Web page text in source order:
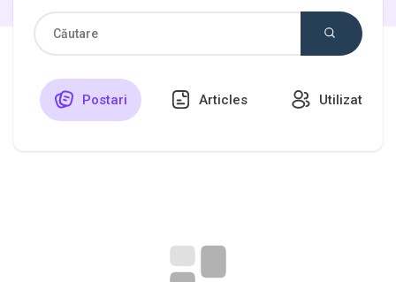
Discover Grupuri
Postari Articles Utilizatori